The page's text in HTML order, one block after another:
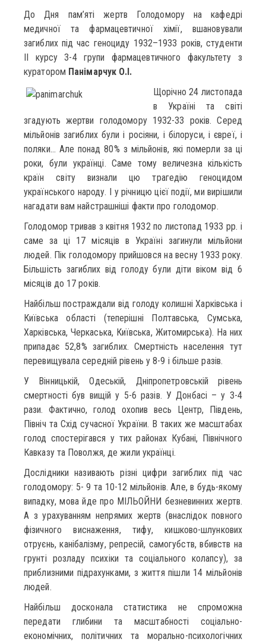
До Дня пам’яті жертв Голодомору на кафедрі
медичної та фармацевтичної хімії, вшановували
загиблих під час геноциду 1932–1933 років, студенти
ІІ курсу 3-4 групи фармацевтичного факультету з
куратором Панімарчук О.І.
Щорічно 24 листопада
в Україні та світі
згадують жертви голодомору 1932-33 років. Серед
мільйонів загиблих були і росіяни, і білоруси, і євреї, і
поляки… Але понад 80% з мільйонів, які померли за ці
роки, були українці. Саме тому величезна кількість
країн світу визнали цю трагедію геноцидом
українського народу. І у річницю цієї події, ми вирішили
нагадати вам найстрашніші факти про голодомор.
Голодомор тривав з квітня 1932 по листопад 1933 рр. і
саме за ці 17 місяців в Україні загинули мільйони
людей. Пік голодомору прийшовся на весну 1933 року.
Більшість загиблих від голоду були діти віком від 6
місяців до 17 років.
Найбільш постраждали від голоду колишні Харківська і
Київська області (теперішні Полтавська, Сумська,
Харківська, Черкаська, Київська, Житомирська). На них
припадає 52,8% загиблих. Смертність населення тут
перевищувала середній рівень у 8-9 і більше разів.
У Вінницькій, Одеській, Дніпропетровській рівень
смертності був вищій у 5-6 разів. У Донбасі – у 3-4
рази. Фактично, голод охопив весь Центр, Південь,
Північ та Схід сучасної України. В таких же масштабах
голод спостерігався у тих районах Кубані, Північного
Кавказу та Поволжя, де жили українці.
Дослідники називають різні цифри загиблих під час
голодомору: 5- 9 та 10-12 мільйонів. Але, в будь-якому
випадку, мова йде про МІЛЬОЙНИ безневинних жертв.
А з урахуванням непрямих жертв (внаслідок повного
фізичного виснаження, тифу, кишково-шлункових
отруєнь, канібалізму, репресій, самогубств, вбивств на
грунті розладу психіки та соціального колапсу), за
приблизними підрахунками, з життя пішли 14 мільйонів
людей.
Найбільш досконала статистика не спроможна
передати глибини та масштабності соціально-
економічних, політичних та морально-психологічних